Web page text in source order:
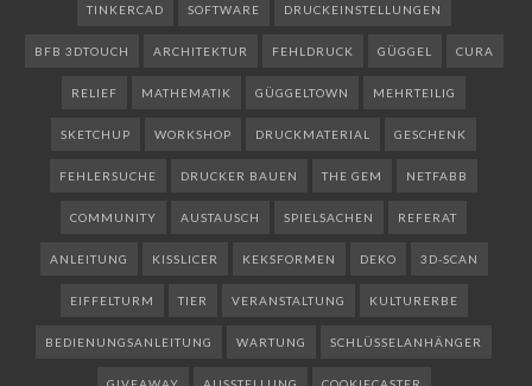
TINKERCAD SOFTWARE DRUCKEINSTELLUNGEN
BFB 3DTOUCH ARCHITEKTUR FEHLDRUCK GÜGGEL CURA
RELIEF MATHEMATIK GÜGGELTOWN MEHRTEILIG
SKETCHUP WORKSHOP DRUCKMATERIAL GESCHENK
FEHLERSUCHE DRUCKER BAUEN THE GEM NETFABB
COMMUNITY AUSTAUSCH SPIELSACHEN REFERAT
ANLEITUNG KISSLICER KEKSFORMEN DEKO 3D-SCAN
EIFFELTURM TIER VERANSTALTUNG KULTURERBE
BEDIENUNGSANLEITUNG WARTUNG SCHLÜSSELANHÄNGER
GIVEAWAY AUSSTELLUNG COOKIECASTER